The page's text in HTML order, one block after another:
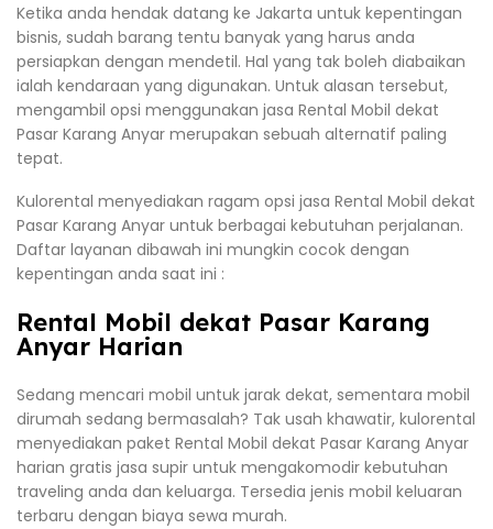
Ketika anda hendak datang ke Jakarta untuk kepentingan
bisnis, sudah barang tentu banyak yang harus anda
persiapkan dengan mendetil. Hal yang tak boleh diabaikan
ialah kendaraan yang digunakan. Untuk alasan tersebut,
mengambil opsi menggunakan jasa Rental Mobil dekat
Pasar Karang Anyar merupakan sebuah alternatif paling
tepat.
Kulorental menyediakan ragam opsi jasa Rental Mobil dekat
Pasar Karang Anyar untuk berbagai kebutuhan perjalanan.
Daftar layanan dibawah ini mungkin cocok dengan
kepentingan anda saat ini :
Rental Mobil dekat Pasar Karang
Anyar Harian
Sedang mencari mobil untuk jarak dekat, sementara mobil
dirumah sedang bermasalah? Tak usah khawatir, kulorental
menyediakan paket Rental Mobil dekat Pasar Karang Anyar
harian gratis jasa supir untuk mengakomodir kebutuhan
traveling anda dan keluarga. Tersedia jenis mobil keluaran
terbaru dengan biaya sewa murah.